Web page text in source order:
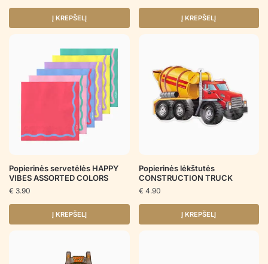
Į KREPŠELĮ Į KREPŠELĮ
Popierinės servetėlės HAPPY
VIBES ASSORTED COLORS
€ 3.90
Į KREPŠELĮ
Popierinės lėkštutės
CONSTRUCTION TRUCK
€ 4.90
Į KREPŠELĮ